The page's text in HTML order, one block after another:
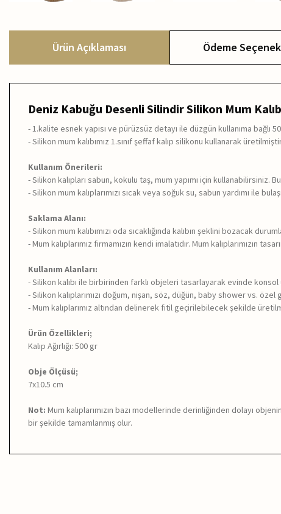
Ürün Açıklaması Ödeme
Deniz Kabuğu Desenli Silindir Silikon Mum
- 1.kalite esnek yapısı ve pürüzsüz detayı ile düzgün kullanıma bağlı
- Silikon mum kalıbımız 1.sınıf şeffaf kalıp silikonu kullanarak
Kullanım Önerileri:
- Silikon kalıpları sabun, kokulu taş, mum yapımı için kullanabilirsiniz.
- Silikon mum kalıplarımızı sıcak veya soğuk su, sabun yardımı ile
Saklama Alanı:
- Silikon mum kalıbımızı oda sıcaklığında kalıbın şeklini bozacak
- Mum kalıplarımız firmamızın kendi imalatıdır. Mum
Kullanım Alanları:
- Silikon kalıbı ile birbirinden farklı objeleri tasarlayarak evinde
- Silikon kalıplarımızı doğum, nişan, söz, düğün, baby shower vs.
- Mum kalıplarımız altından delinerek fitil geçirilebilecek şekilde
Ürün Özellikleri;
Kalıp Ağırlığı: 500 gr
Obje Ölçüsü;
7x10.5 cm
Not: Mum kalıplarımızın bazı modellerinde derinliğinden dolayı
bir şekilde tamamlanmış olur.